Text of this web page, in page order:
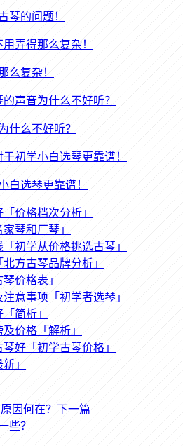
琴的问题！
么复杂！
什么不好听？
白选琴更靠谱！
价格档次分析」
琴和厂琴」
初学从价格挑选古琴」
方古琴品牌分析」
价格表」
意事项「初学者选琴」
简析」
价格「解析」
好「初学古琴价格」
」
因何在？ 下一篇
些？